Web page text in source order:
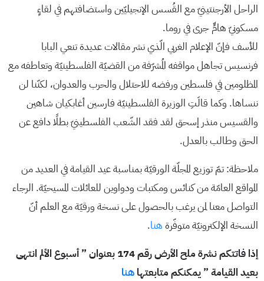
الراحل الأرجنتينيّ مع القُسس الإنجيليّين واستضافتهم في لقاءٍ
مسكونيّ هامٍّ جرى في روما.
للأسف فإنّ الإعلام الغربي الّذي نشر مقالات عديدة تنعي البابا
فرنسيس تجاهل مواقفه المُشرّفة من القضيّة الفلسطينيّة وتعاطفه مع
المظلومين في فلسطين ورفضه للاحتلال والحرب والعدوان، لكنّنا لن
ننساها. وكما قالَتِ الوزيرة الفلسطينيّة فارسين أغابكيان شاهين
والقسيس منذر إسحق لقد فقد الشّعب الفلسطينيّ بطلًا دافع عن
الحق وطالب بالعدل.
ملاحظة: تمّ توزيع المجلّة الورقيّة بمناسبة عيد القيامة في العديد من
المواقع العامّة من كنائس ومكتبات ودواوين للعائلات المسيحيّة. الرجاء
التواصل معنا لمن يرغب بالحصول على نسخة ورقيّة مع العلم أنّ
النسخة الإلكترونيّة متوفّرة هنا.
إذا فاتتكم نشرة ملح الأرض رقم 174 بعنوان ” أسبوع الألم انتهى
بعيد القيامة ” يمكنكم متابعتها هنا